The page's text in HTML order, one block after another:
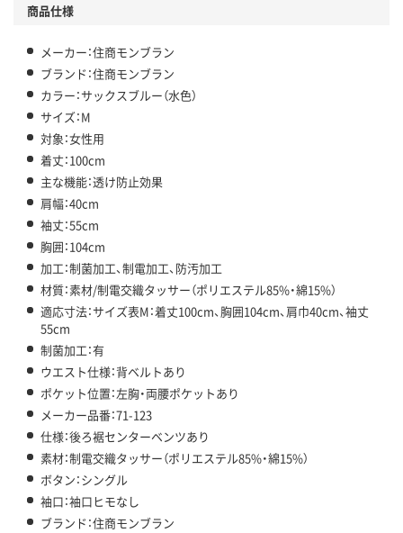
商品仕様
メーカー：住商モンブラン
ブランド：住商モンブラン
カラー：サックスブルー（水色）
サイズ：M
対象：女性用
着丈：100cm
主な機能：透け防止効果
肩幅：40cm
袖丈：55cm
胸囲：104cm
加工：制菌加工、制電加工、防汚加工
材質：素材/制電交織タッサー（ポリエステル85%・綿15%）
適応寸法：サイズ表M：着丈100cm、胸囲104cm、肩巾40cm、袖丈
55cm
制菌加工：有
ウエスト仕様：背ベルトあり
ポケット位置：左胸・両腰ポケットあり
メーカー品番：71-123
仕様：後ろ裾センターベンツあり
素材：制電交織タッサー（ポリエステル85%・綿15%）
ボタン：シングル
袖口：袖口ヒモなし
ブランド：住商モンブラン